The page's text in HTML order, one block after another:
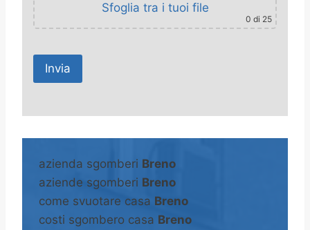
Sfoglia tra i tuoi file
0 di 25
A
e
n
a
azienda sgomberi Breno
aziende sgomberi Breno
come svuotare casa Breno
costi sgombero casa Breno